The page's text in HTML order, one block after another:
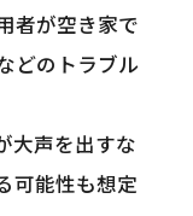
者が空き家で
どのトラブル
大声を出すな
可能性も想定